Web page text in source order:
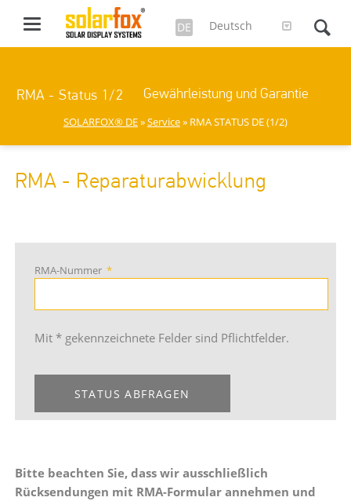
DE Deutsch
RMA - Status 1/2 Gewährleistung und Garantie
SOLARFOX® DE»Service» RMA STATUS DE (1/2)
RMA - Reparaturabwicklung
RMA-Nummer *
Mit * gekennzeichnete Felder sind Pflichtfelder.
STATUS ABFRAGEN
Bitte beachten Sie, dass wir ausschließlich
Rücksendungen mit RMA-Formular annehmen und